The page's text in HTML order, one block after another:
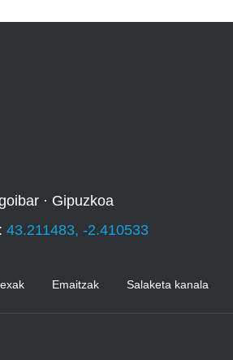
· Gipuzkoa
43.211483, -2.410533
Emaitzak Salaketa kanala